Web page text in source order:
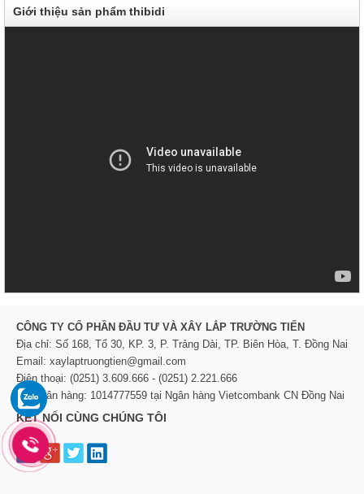
Giới thiệu sản phẩm thibidi
CÔNG TY CỔ PHẦN ĐẦU TƯ VÀ XÂY LẮP TRƯỜNG TIẾN
Địa chỉ: Số 168, Tổ 30, KP. 3, P. Trảng Dài, TP. Biên Hòa, T. Đồng Nai
Email: xaylaptruongtien@gmail.com
Điện thoại: (0251) 3.609.666 - (0251) 2.221.666
TK Ngân hàng: 1014777559 tại Ngân hàng Vietcombank CN Đồng Nai
KẾT NỐI CÙNG CHÚNG TÔI